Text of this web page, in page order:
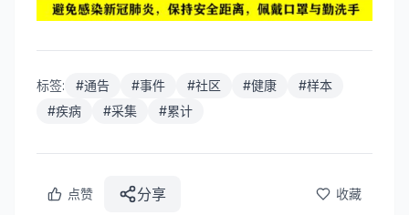
标签: #通告 #事件 #社区 #健康 #样本
#疾病 #采集 #累计
点赞 分享 收藏